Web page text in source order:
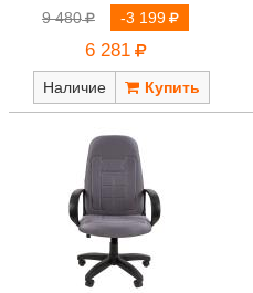
9 480
-3 199
6 281
Наличие